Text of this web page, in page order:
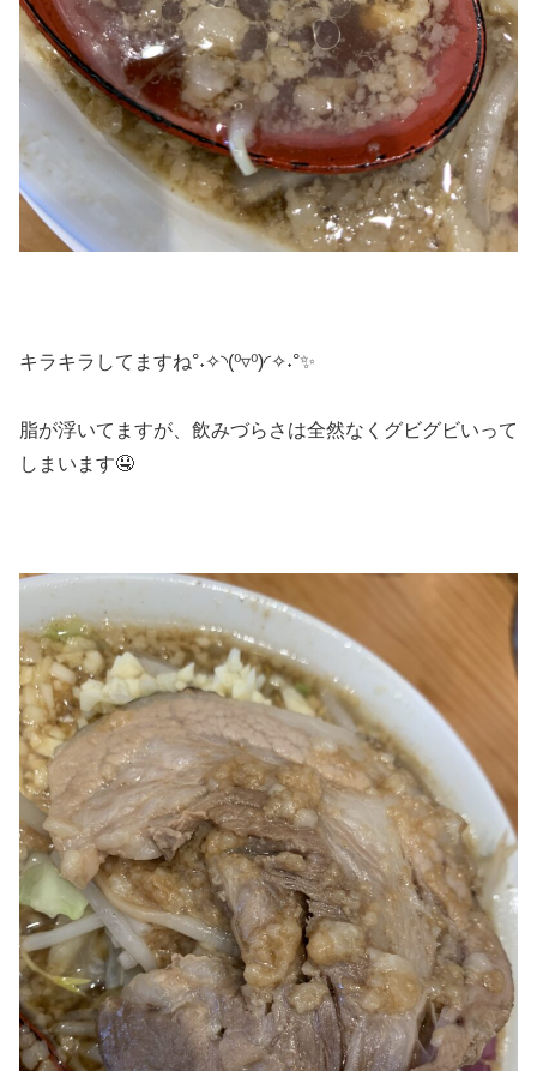
キラキラしてますね°˖✧◝(⁰▿⁰)◜✧˖°✨
脂が浮いてますが、飲みづらさは全然なくグビグビいって
しまいます🤤